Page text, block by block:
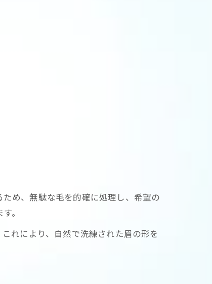
め、無駄な毛を的確に処理し、希望の
。
れにより、自然で洗練された眉の形を